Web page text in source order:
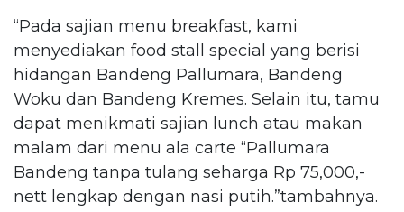
“Pada sajian menu breakfast, kami
menyediakan food stall special yang berisi
hidangan Bandeng Pallumara, Bandeng
Woku dan Bandeng Kremes. Selain itu, tamu
dapat menikmati sajian lunch atau makan
malam dari menu ala carte “Pallumara
Bandeng tanpa tulang seharga Rp 75,000,-
nett lengkap dengan nasi putih.”tambahnya.